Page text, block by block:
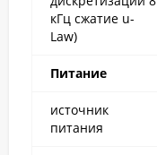
кГц сжатие u-
Law)
Питание
источник
питания